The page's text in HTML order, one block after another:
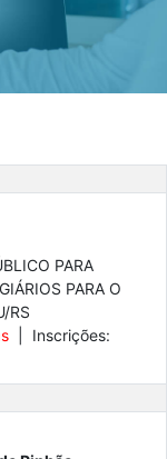
PARA
PARA O
RS
| Inscrições: